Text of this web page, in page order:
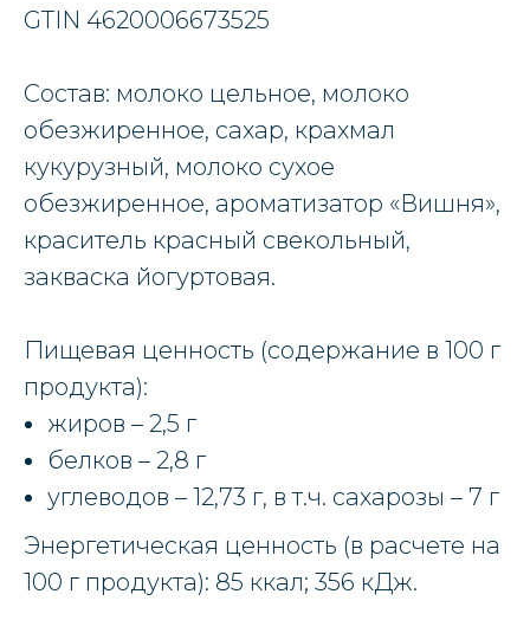
GTIN 4620006673525
Состав: молоко цельное, молоко
обезжиренное, сахар, крахмал
кукурузный, молоко сухое
обезжиренное, ароматизатор «Вишня»,
краситель красный свекольный,
закваска йогуртовая.
Пищевая ценность (содержание в 100 г
продукта):
жиров – 2,5 г
белков – 2,8 г
углеводов – 12,73 г, в т.ч. сахарозы – 7 г
Энергетическая ценность (в расчете на
100 г продукта): 85 ккал; 356 кДж.